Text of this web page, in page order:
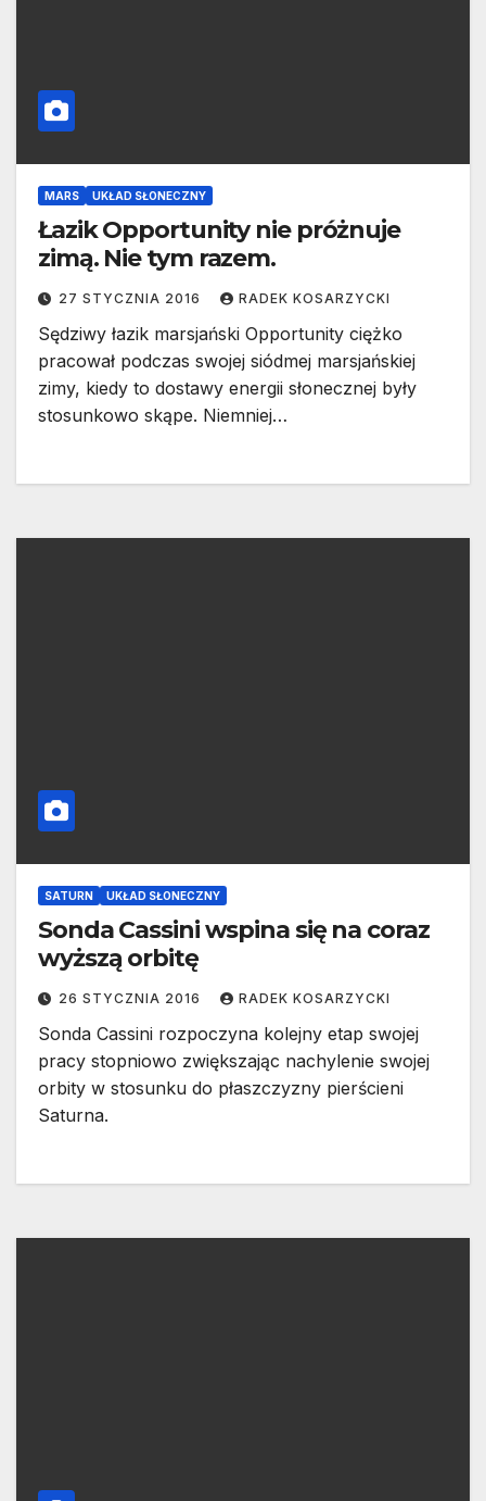
MARS UKŁAD SŁONECZNY
Łazik Opportunity nie próżnuje
zimą. Nie tym razem.
27 STYCZNIA 2016 RADEK KOSARZYCKI
Sędziwy łazik marsjański Opportunity ciężko
pracował podczas swojej siódmej marsjańskiej
zimy, kiedy to dostawy energii słonecznej były
stosunkowo skąpe. Niemniej…
SATURN UKŁAD SŁONECZNY
Sonda Cassini wspina się na coraz
wyższą orbitę
26 STYCZNIA 2016 RADEK KOSARZYCKI
Sonda Cassini rozpoczyna kolejny etap swojej
pracy stopniowo zwiększając nachylenie swojej
orbity w stosunku do płaszczyzny pierścieni
Saturna.